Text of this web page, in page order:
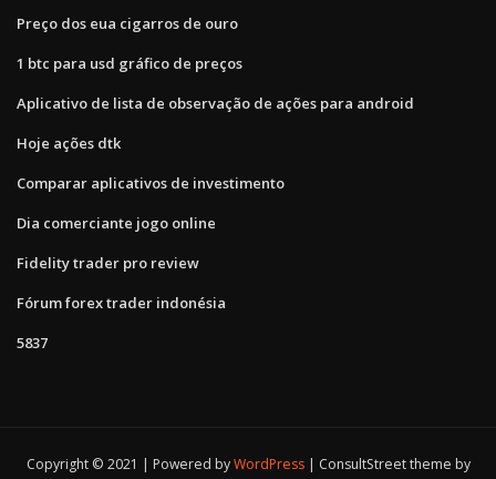
Preço dos eua cigarros de ouro
1 btc para usd gráfico de preços
Aplicativo de lista de observação de ações para android
Hoje ações dtk
Comparar aplicativos de investimento
Dia comerciante jogo online
Fidelity trader pro review
Fórum forex trader indonésia
5837
Copyright © 2021 | Powered byWordPress
ConsultStreet theme by